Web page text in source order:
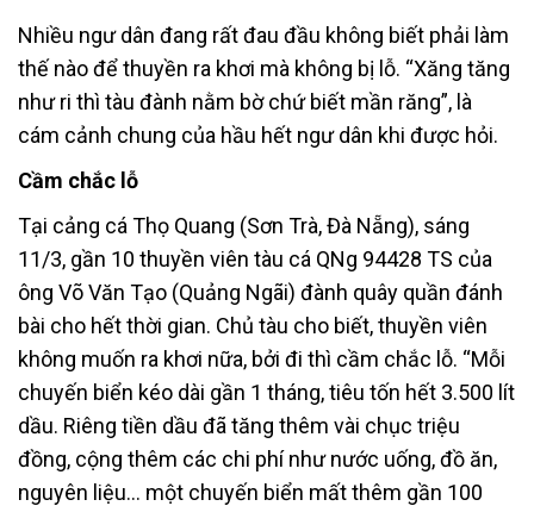
Nhiều ngư dân đang rất đau đầu không biết phải làm
thế nào để thuyền ra khơi mà không bị lỗ. “Xăng tăng
như ri thì tàu đành nằm bờ chứ biết mần răng”, là
cám cảnh chung của hầu hết ngư dân khi được hỏi.
Cầm chắc lỗ
Tại cảng cá Thọ Quang (Sơn Trà, Đà Nẵng), sáng
11/3, gần 10 thuyền viên tàu cá QNg 94428 TS của
ông Võ Văn Tạo (Quảng Ngãi) đành quây quần đánh
bài cho hết thời gian. Chủ tàu cho biết, thuyền viên
không muốn ra khơi nữa, bởi đi thì cầm chắc lỗ. “Mỗi
chuyến biển kéo dài gần 1 tháng, tiêu tốn hết 3.500 lít
dầu. Riêng tiền dầu đã tăng thêm vài chục triệu
đồng, cộng thêm các chi phí như nước uống, đồ ăn,
nguyên liệu… một chuyến biển mất thêm gần 100